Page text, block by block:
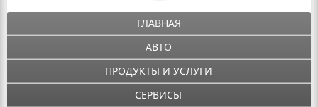
ГЛАВНАЯ
АВТО
ПРОДУКТЫ И УСЛУГИ
СЕРВИСЫ